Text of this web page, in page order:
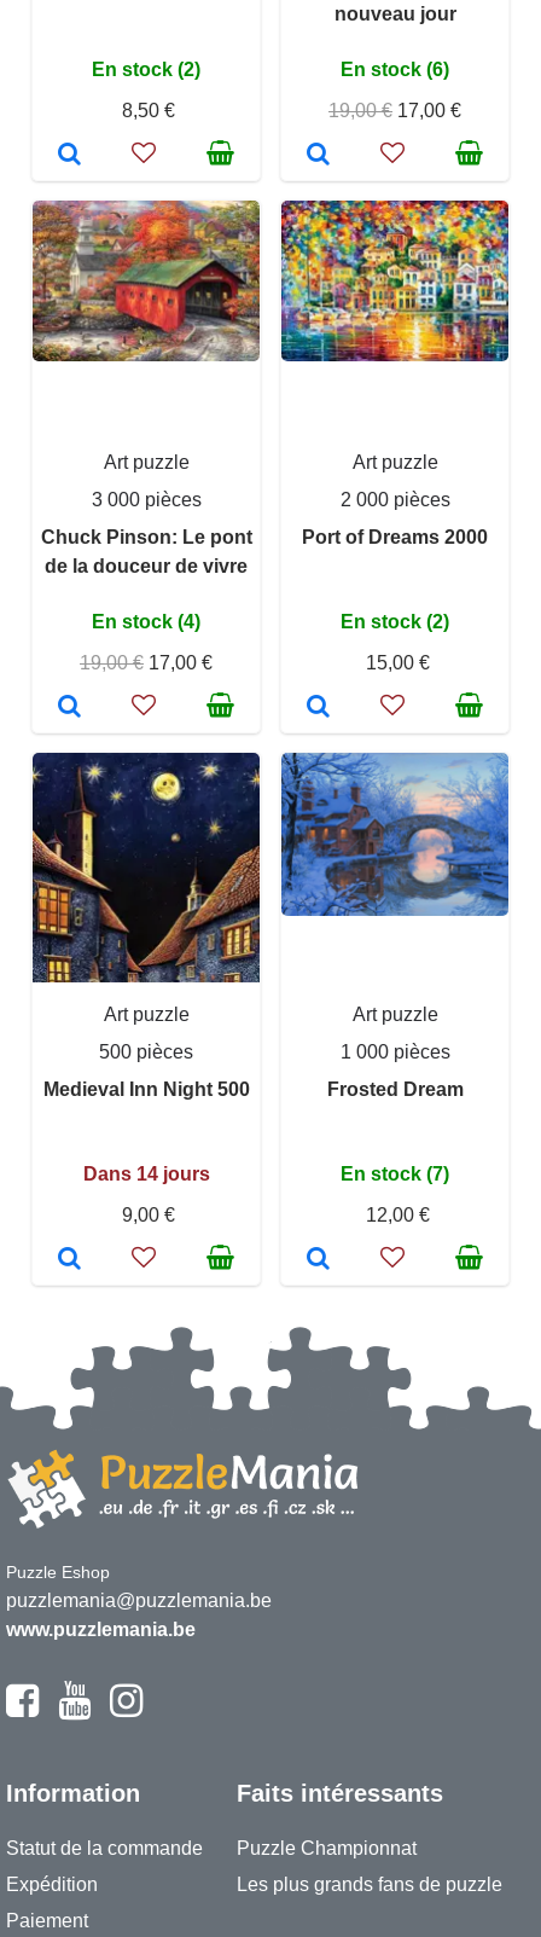
En stock (2)
8,50 €
nouveau jour
En stock (6)
19,00 € 17,00 €
Art puzzle
3 000 pièces
Chuck Pinson: Le pont
de la douceur de vivre
En stock (4)
19,00 € 17,00 €
Art puzzle
2 000 pièces
Port of Dreams 2000
En stock (2)
15,00 €
Art puzzle
500 pièces
Medieval Inn Night 500
Dans 14 jours
9,00 €
Art puzzle
1 000 pièces
Frosted Dream
En stock (7)
12,00 €
Puzzle Eshop
puzzlemania@puzzlemania.be
www.puzzlemania.be
Information
Statut de la commande
Expédition
Paiement
Faits intéressants
Puzzle Championnat
Les plus grands fans de puzzle